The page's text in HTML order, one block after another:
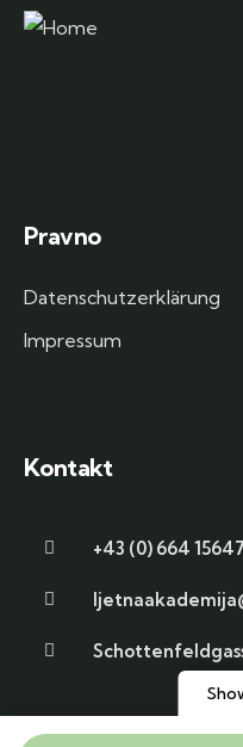
Pravno
Datenschutzerklärung
Impressum
Kontakt
+43 (0) 664